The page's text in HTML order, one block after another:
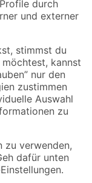
Angebote sind unter
beziehen